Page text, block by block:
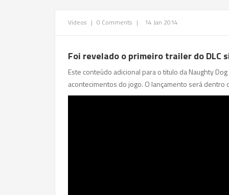
Videos | 0 Comments | 14 Jan 2014
Foi revelado o primeiro trailer do DLC
Este conteúdo adicional para o titulo da Naughty
acontecimentos do jogo. O lançamento será